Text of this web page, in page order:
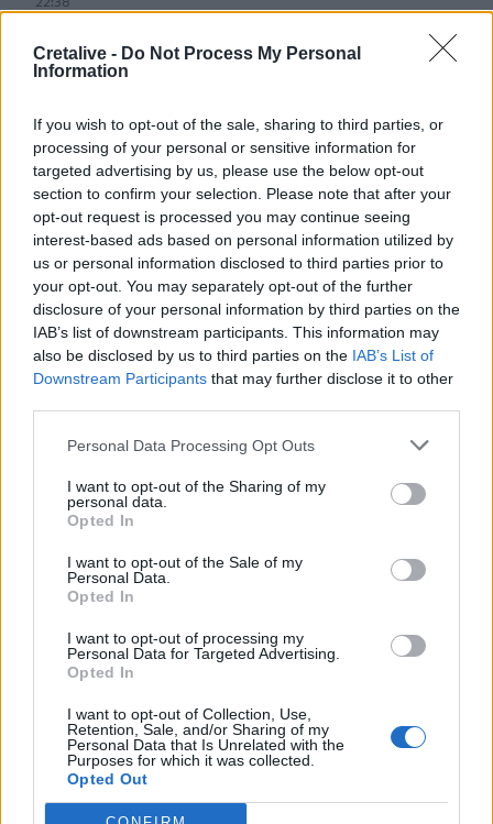
Cretalive - Do Not Process My Personal
Information
If you wish to opt-out of the sale, sharing to third parties, or
processing of your personal or sensitive information for
targeted advertising by us, please use the below opt-out
section to confirm your selection. Please note that after your
opt-out request is processed you may continue seeing
interest-based ads based on personal information utilized by
us or personal information disclosed to third parties prior to
your opt-out. You may separately opt-out of the further
disclosure of your personal information by third parties on the
IAB’s list of downstream participants. This information may
also be disclosed by us to third parties on the IAB’s List of
Downstream Participants that may further disclose it to other
Personal Data Processing Opt Outs
I want to opt-out of the Sharing of my
personal data.
Opted In
I want to opt-out of the Sale of my
Personal Data.
Opted In
I want to opt-out of processing my
Personal Data for Targeted Advertising.
Opted In
I want to opt-out of Collection, Use,
Retention, Sale, and/or Sharing of my
Personal Data that Is Unrelated with the
Purposes for which it was collected.
Opted Out
influencer
Νέο χτύπημα στα Στενά του Ορμούζ: Βλήμα έπληξε
πλοίο κοντά στο Khasab του Ομάν
22:27
Παράνοια σε γάμο στη Μαδέρα: Νόμιζαν ότι
παντρεύονται ο Κριστιάνο Ρονάλντο με την Χεορχίνα -
22:14
Nίκη της ΑΕΚ στο τελευταίο φιλικό πριν από τον ΟΦΗ
22:11
ΠΕΡΙΣΣΟΤΕΡΑ